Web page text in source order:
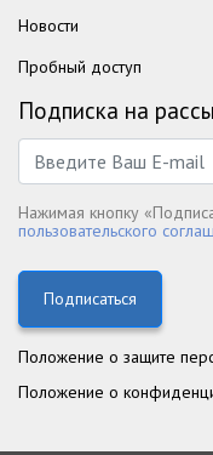
Новости
Пробный доступ
Подписка на
Нажимая кнопку
пользовательского
Подписаться
Положение о защите
Положение о